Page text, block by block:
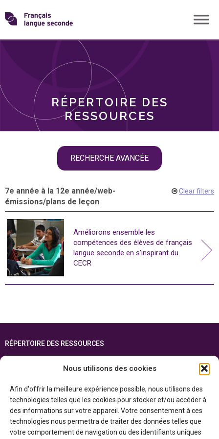
Nous utilisons des cookies
Afin d'offrir la meilleure expérience possible, nous utilisons des
technologies telles que les cookies pour stocker et/ou accéder à
des informations sur votre appareil. Votre consentement à ces
technologies nous permettra de traiter des données telles que
votre comportement de navigation ou des identifiants uniques
Skip
toTransformons
langue
RÉPERTOIRE DES
RESSOURCES
RECHERCHE AVANCÉE
THÈMES
7e année à la 12e année/web-
émissions/plans de leçon
Clear filters
Améliorons ensemble les
compétences des élèves de français
langue seconde en s’inspirant du
CECR
RÉPERTOIRE DES RESSOURCES
ENGLISH
Cette ressource est réalisée grâce au soutien financier du gouvernement de
l’Ontario et du gouvernement duCanada par l’entremise du ministère du
Patrimoine canadien